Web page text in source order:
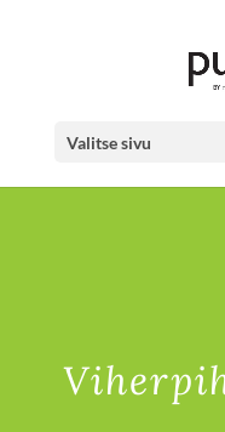
Valitse sivu